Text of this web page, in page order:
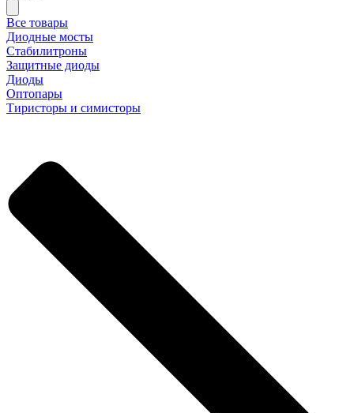
Все товары
Диодные мосты
Стабилитроны
Защитные диоды
Диоды
Оптопары
Тиристоры и симисторы